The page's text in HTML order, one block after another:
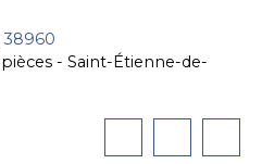
38960
- Saint-Étienne-de-